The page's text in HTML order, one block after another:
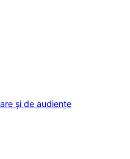
și de audiențe